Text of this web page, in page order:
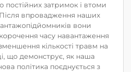
затримок і втоми
Після впровадження наших
вони
часу навантаження
кількості травм на
що демонструє, як наша
політика поєднується з